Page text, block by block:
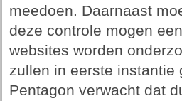
meedoen. Daarnaast
deze controle mogen
websites worden
zullen in eerste instantie
Pentagon verwacht dat